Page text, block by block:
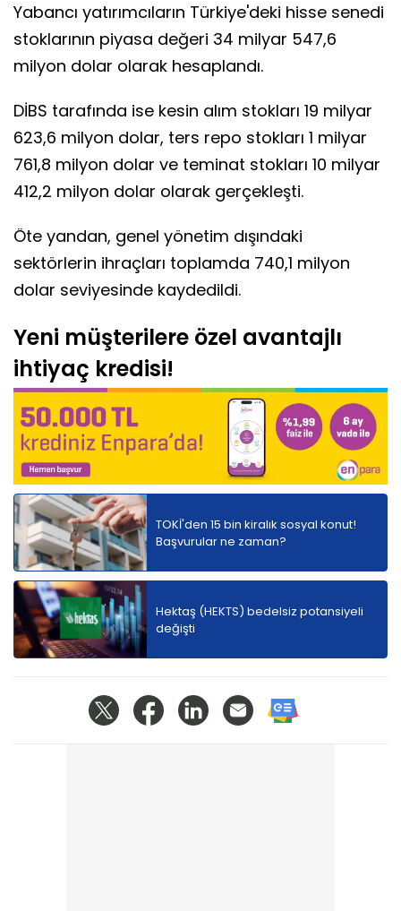
Yabancı yatırımcıların Türkiye'deki hisse senedi
stoklarının piyasa değeri 34 milyar 547,6
milyon dolar olarak hesaplandı.
DİBS tarafında ise kesin alım stokları 19 milyar
623,6 milyon dolar, ters repo stokları 1 milyar
761,8 milyon dolar ve teminat stokları 10 milyar
412,2 milyon dolar olarak gerçekleşti.
Öte yandan, genel yönetim dışındaki
sektörlerin ihraçları toplamda 740,1 milyon
dolar seviyesinde kaydedildi.
Yeni müşterilere özel avantajlı
ihtiyaç kredisi!
TOKİ'den 15 bin kiralık sosyal konut!
Başvurular ne zaman?
Hektaş (HEKTS) bedelsiz potansiyeli
değişti